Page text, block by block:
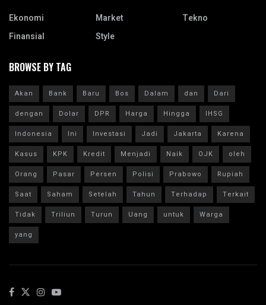
Ekonomi
Finansial
Market
Style
Tekno
BROWSE BY TAG
Akan Bank Baru Bos Dalam dan
Dari
dengan
Dolar DPR Harga Hingga
IHSG
Indonesia
Ini Investasi Jadi Jakarta
Karena
Kasus
KPK Kredit Menjadi Naik OJK
oleh
Orang
Pasar Persen Polisi Prabowo
Rupiah
Saat
Saham Setelah Tahun Terhadap
Terkait
Tidak
Triliun Turun Uang untuk
Warga
yang